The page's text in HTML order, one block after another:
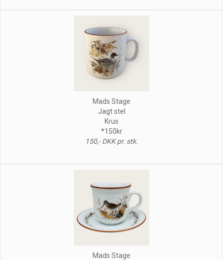
Mads Stage
Jagt stel
Krus
*150kr
150,- DKK pr. stk.
Mads Stage